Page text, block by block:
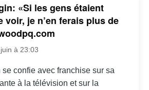
«Si les gens étaient
voir, je n’en ferais plus de
à 23:03
confie avec franchise sur sa
à la télévision et sur la